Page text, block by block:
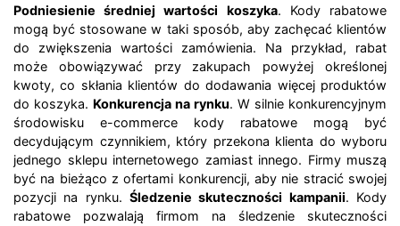
Podniesienie średniej wartości koszyka. Kody rabatowe
mogą być stosowane w taki sposób, aby zachęcać klientów
do zwiększenia wartości zamówienia. Na przykład, rabat
może obowiązywać przy zakupach powyżej określonej
kwoty, co skłania klientów do dodawania więcej produktów
do koszyka. Konkurencja na rynku. W silnie konkurencyjnym
środowisku e-commerce kody rabatowe mogą być
decydującym czynnikiem, który przekona klienta do wyboru
jednego sklepu internetowego zamiast innego. Firmy muszą
być na bieżąco z ofertami konkurencji, aby nie stracić swojej
pozycji na rynku. Śledzenie skuteczności kampanii. Kody
rabatowe pozwalają firmom na śledzenie skuteczności